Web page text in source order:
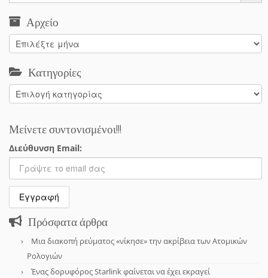
Αρχείο
Αρχείο
Κατηγορίες
Κατηγορίες
Μείνετε συντονισμένοι!!!
Διεύθυνση Email:
Πρόσφατα άρθρα
Μια διακοπή ρεύματος «νίκησε» την ακρίβεια των Ατομικών
Ρολογιών
Ένας δορυφόρος Starlink φαίνεται να έχει εκραγεί